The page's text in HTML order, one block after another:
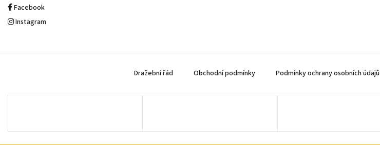
Facebook
Instagram
Dražební řád Obchodní podmínky Podmínky ochrany osobních údajů